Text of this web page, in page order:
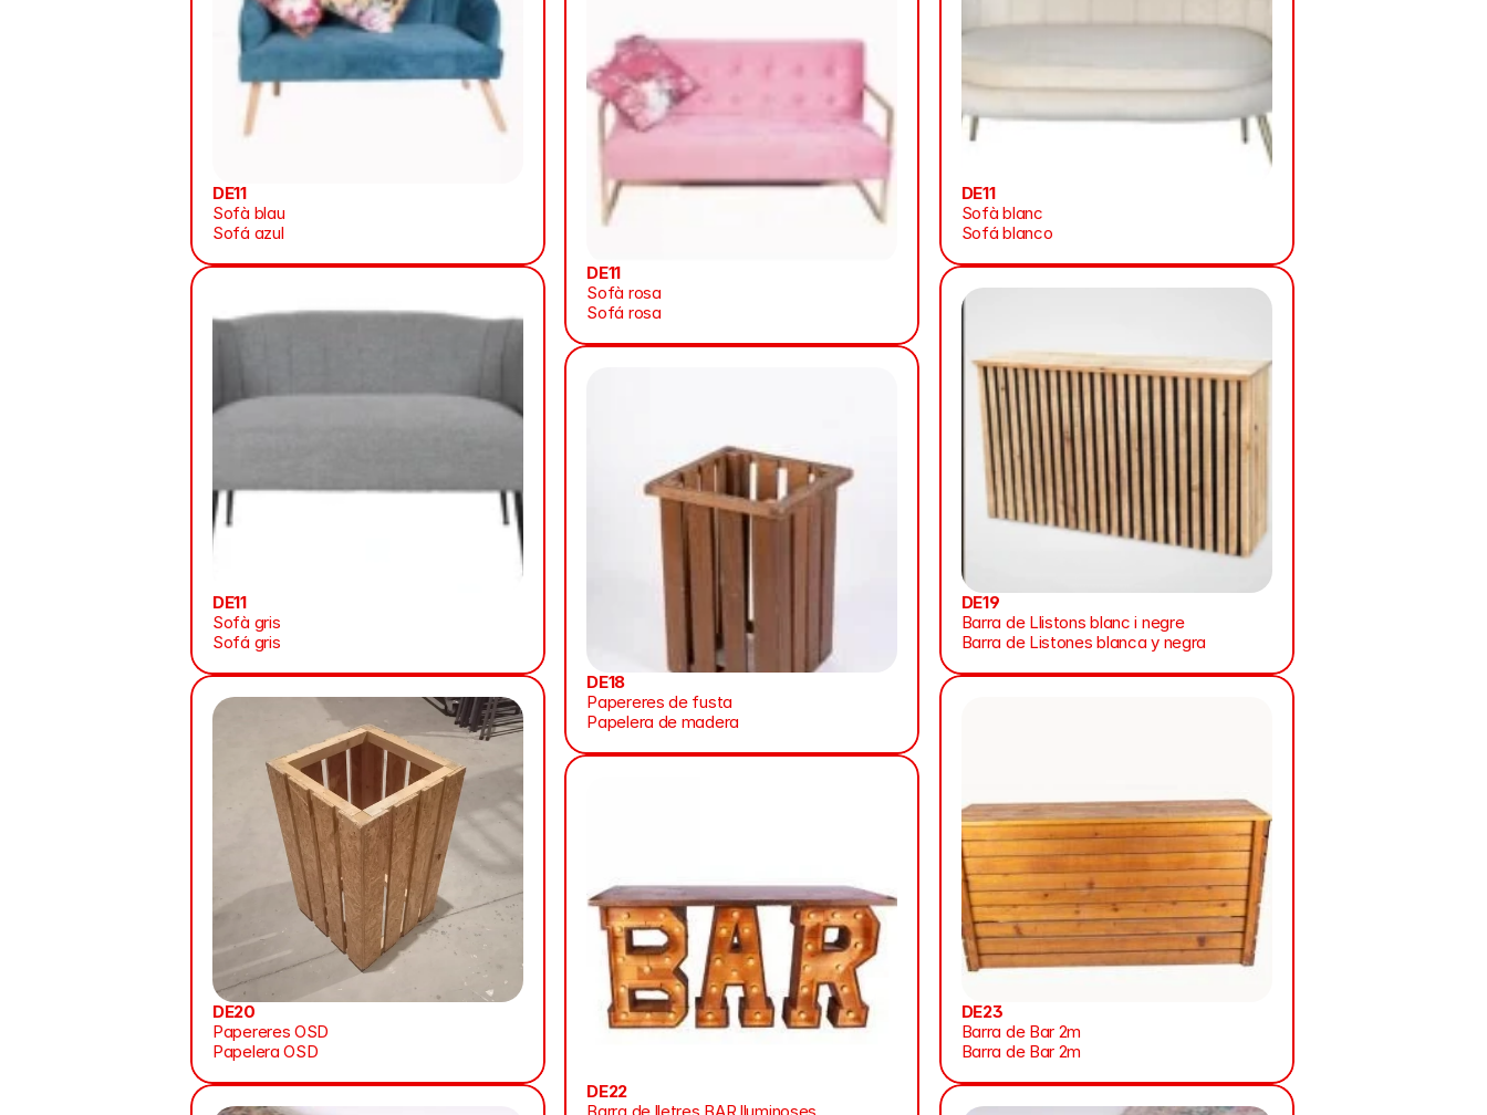
DE11
Sofà blau
Sofá azul
DE11
Sofà gris
Sofá gris
DE20
Papereres OSD
Papelera OSD
DE11
Sofà rosa
Sofá rosa
DE18
Papereres de fusta
Papelera de madera
DE22
DE11
Sofà blanc
Sofá blanco
DE19
Barra de Llistons blanc i negre
Barra de Listones blanca y negra
DE23
Barra de Bar 2m
Barra de Bar 2m